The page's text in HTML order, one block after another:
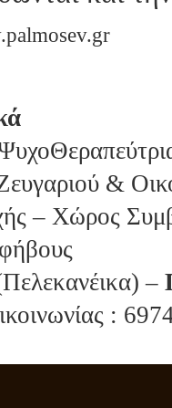
&
– Χώρος
–
: